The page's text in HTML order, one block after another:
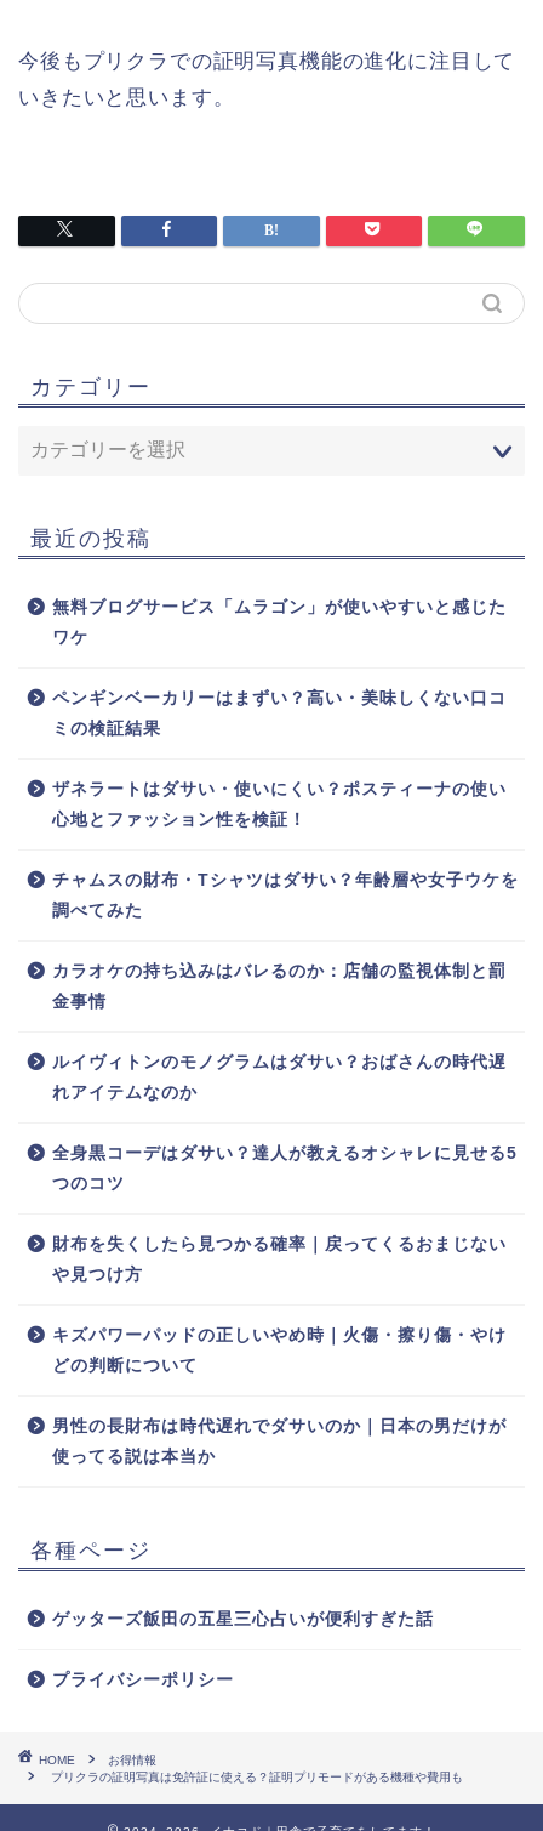
今後もプリクラでの証明写真機能の進化に注目して
いきたいと思います。
カテゴリー
最近の投稿
無料ブログサービス「ムラゴン」が使いやすいと感じた
ワケ
ペンギンベーカリーはまずい？高い・美味しくない口コ
ミの検証結果
ザネラートはダサい・使いにくい？ポスティーナの使い
心地とファッション性を検証！
チャムスの財布・Tシャツはダサい？年齢層や女子ウケを
調べてみた
カラオケの持ち込みはバレるのか：店舗の監視体制と罰
金事情
ルイヴィトンのモノグラムはダサい？おばさんの時代遅
れアイテムなのか
全身黒コーデはダサい？達人が教えるオシャレに見せる5
つのコツ
財布を失くしたら見つかる確率｜戻ってくるおまじない
や見つけ方
キズパワーパッドの正しいやめ時｜火傷・擦り傷・やけ
どの判断について
男性の長財布は時代遅れでダサいのか｜日本の男だけが
使ってる説は本当か
各種ページ
ゲッターズ飯田の五星三心占いが便利すぎた話
プライバシーポリシー
HOME
お得情報
プリクラの証明写真は免許証に使える？証明プリモードがある機種や費用も